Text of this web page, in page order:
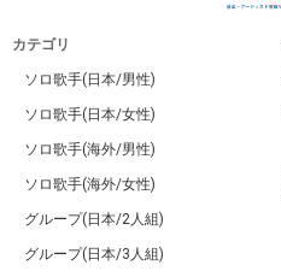
カテゴリ
ソロ歌手(日本/男性)
ソロ歌手(日本/女性)
ソロ歌手(海外/男性)
ソロ歌手(海外/女性)
グループ(日本/2人組)
グループ(日本/3人組)